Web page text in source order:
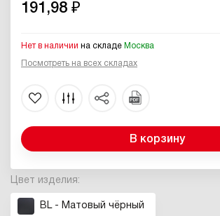
Цвет изделия:
BL - Матовый чёрный
191,98 ₽
Нет в наличии на складе Москва
Посмотреть на всех складах
В корзину